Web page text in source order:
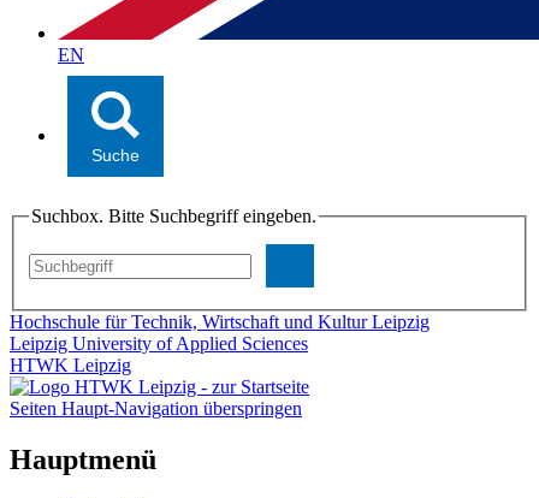
EN
Suche
Suchbox. Bitte Suchbegriff eingeben.
Hochschule für Technik, Wirtschaft und Kultur Leipzig
Leipzig University of Applied Sciences
HTWK Leipzig
Seiten Haupt-Navigation überspringen
Hauptmenü